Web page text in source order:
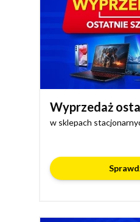
Wyprzedaż
w sklepach